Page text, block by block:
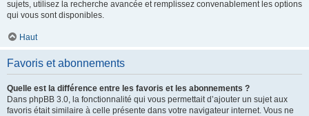
sujets, utilisez la recherche avancée et remplissez convenablement les options
qui vous sont disponibles.
Haut
Favoris et abonnements
Quelle est la différence entre les favoris et les abonnements ?
Dans phpBB 3.0, la fonctionnalité qui vous permettait d’ajouter un sujet aux
favoris était similaire à celle présente dans votre navigateur internet. Vous ne